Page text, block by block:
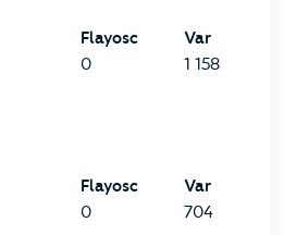
Flayosc
0
Var
1 158
Flayosc
0
Var
704